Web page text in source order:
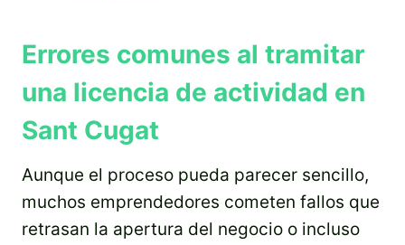
Errores comunes al tramitar
una licencia de actividad en
Sant Cugat
Aunque el proceso pueda parecer sencillo,
muchos emprendedores cometen fallos que
retrasan la apertura del negocio o incluso